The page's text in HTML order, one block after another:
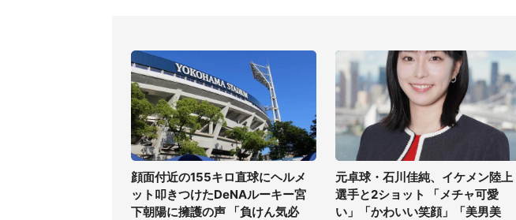
顔面付近の155キロ直球にヘルメ
ット叩きつけたDeNAルーキー宮
下朝陽に擁護の声 「負けん気必
元卓球・石川佳純、イケメン陸上
選手と2ショット 「メチャ可愛
い」「かわいい笑顔」「美男美